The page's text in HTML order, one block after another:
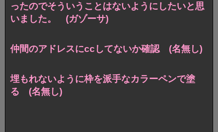
ったのでそういうことはないようにしたいと思
いました。 (ガゾーサ)
仲間のアドレスにccしてないか確認 (名無し)
埋もれないように枠を派手なカラーペンで塗
る (名無し)